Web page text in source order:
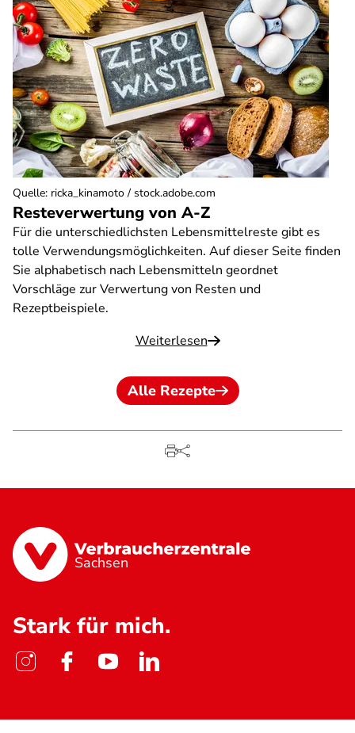
Resteverwertung von A-Z
Für die unterschiedlichsten Lebensmittelreste gibt es
tolle Verwendungsmöglichkeiten. Auf dieser Seite finden
Sie alphabetisch nach Lebensmitteln geordnet
Vorschläge zur Verwertung von Resten und
Rezeptbeispiele.
Weiterlesen
Quelle: ricka_kinamoto / stock.adobe.com
Alle Rezepte
Sachsen
Stark für mich.